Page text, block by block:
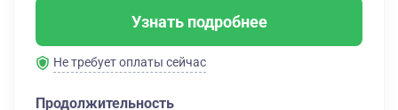
Узнать подробнее
Не требует оплаты сейчас
Продолжительность